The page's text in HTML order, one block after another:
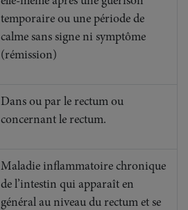
temporaire ou une période de
calme sans signe ni symptôme
(rémission)
Dans ou par le rectum ou
concernant le rectum.
Maladie inflammatoire chronique
de l’intestin qui apparaît en
général au niveau du rectum et se